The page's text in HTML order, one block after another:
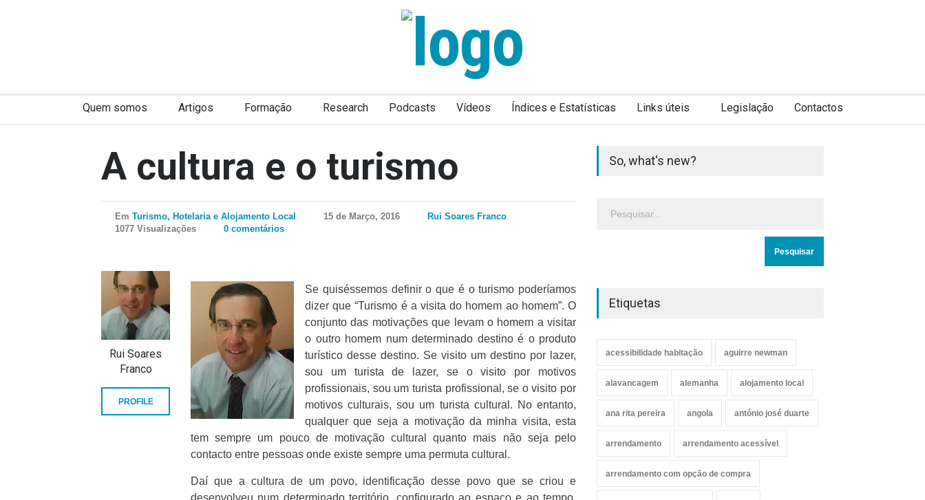
Quem somos Artigos Formação Research Podcasts Vídeos Índices e Estatísticas Links úteis Legislação Contactos
A cultura e o turismo
Em Turismo, Hotelaria e Alojamento Local 15 de Março, 2016
Rui Soares Franco
1077 Visualizações
0 comentários
Se quiséssemos definir o que é o turismo poderíamos
dizer que “Turismo é a visita do homem ao homem”. O
conjunto das motivações que levam o homem a visitar
o outro homem num determinado destino é o produto
turístico desse destino. Se visito um destino por lazer,
sou um turista de lazer, se o visito por motivos
profissionais, sou um turista profissional, se o visito por
motivos culturais, sou um turista cultural. No entanto,
qualquer que seja a motivação da minha visita, esta
tem sempre um pouco de motivação cultural quanto mais não seja pelo
contacto entre pessoas onde existe sempre uma permuta cultural.
Daí que a cultura de um povo, identificação desse povo que se criou e
desenvolveu num determinado território, configurado ao espaço e ao tempo,
Rui Soares
Franco
PROFILE
So, what's new?
Etiquetas
acessibilidade habitação aguirre newman
alavancagem alemanha alojamento local
ana rita pereira angola antónio josé duarte
arrendamento arrendamento acessível
arrendamento com opção de compra